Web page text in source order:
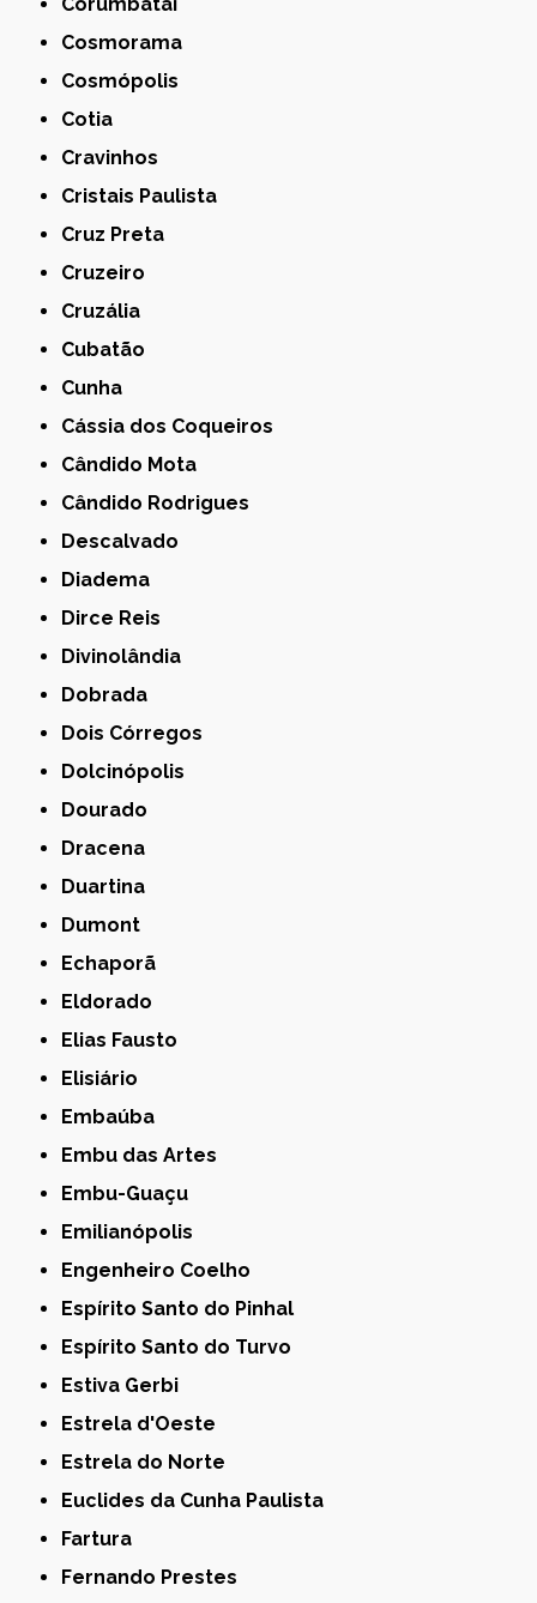
Cosmorama
Cosmópolis
Cotia
Cravinhos
Cristais Paulista
Cruz Preta
Cruzeiro
Cruzália
Cubatão
Cunha
Cássia dos Coqueiros
Cândido Mota
Cândido Rodrigues
Descalvado
Diadema
Dirce Reis
Divinolândia
Dobrada
Dois Córregos
Dolcinópolis
Dourado
Dracena
Duartina
Dumont
Echaporã
Eldorado
Elias Fausto
Elisiário
Embaúba
Embu das Artes
Embu-Guaçu
Emilianópolis
Engenheiro Coelho
Espírito Santo do Pinhal
Espírito Santo do Turvo
Estiva Gerbi
Estrela d'Oeste
Estrela do Norte
Euclides da Cunha Paulista
Fartura
Fernando Prestes